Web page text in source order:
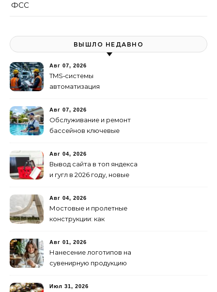
ФСС
ВЫШЛО НЕДАВНО
Авг 07, 2026
TMS‑системы
автоматизация
Авг 07, 2026
Обслуживание и ремонт
бассейнов ключевые
Авг 04, 2026
Вывод сайта в топ яндекса
и гугл в 2026 году, новые
Авг 04, 2026
Мостовые и пролетные
конструкции: как
изготовление и поставку
Авг 01, 2026
Нанесение логотипов на
сувенирную продукцию
Июл 31, 2026